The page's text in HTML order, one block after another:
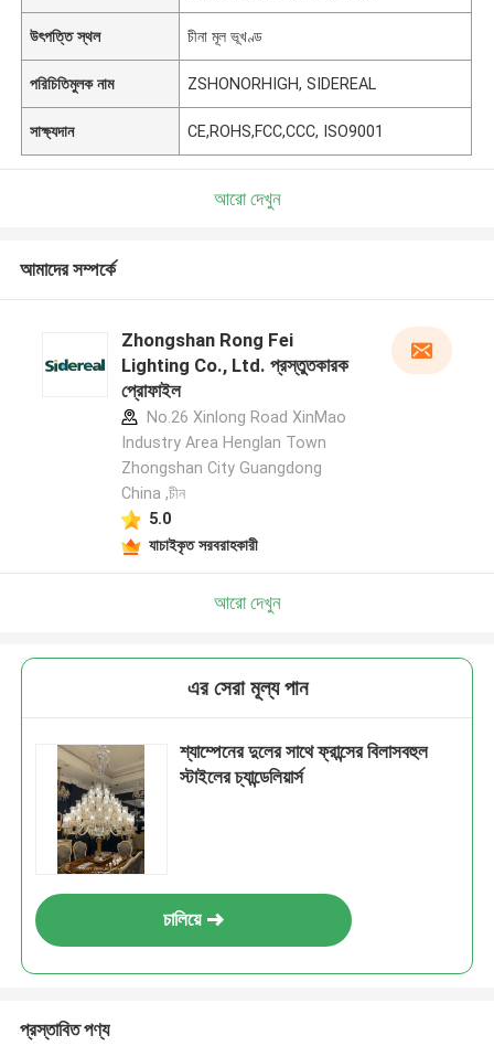
উৎপত্তি স্থল চীনা মূল ভূখণ্ড
পরিচিতিমুলক নাম ZSHONORHIGH, SIDEREAL
সাক্ষ্যদান CE,ROHS,FCC,CCC, ISO9001
আরো দেখুন
আমাদের সম্পর্কে
Zhongshan Rong Fei
Lighting Co., Ltd. প্রস্তুতকারক
প্রোফাইল
No.26 Xinlong Road XinMao
Industry Area Henglan Town
Zhongshan City Guangdong
China ,চীন
5.0
যাচাইকৃত সরবরাহকারী
আরো দেখুন
এর সেরা মূল্য পান
শ্যাম্পেনের দুলের সাথে ফ্রান্সের বিলাসবহুল
স্টাইলের চ্যান্ডেলিয়ার্স
চালিয়ে
প্রস্তাবিত পণ্য